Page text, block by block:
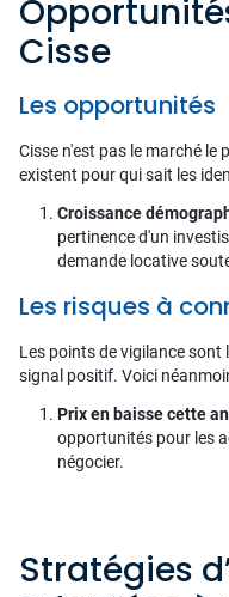
Cisse
Les opportunités
Cisse n'est pas le marché
existent pour qui sait les
Croissance
pertinence d'un
demande locative
Les risques à
Les points de vigilance sont
signal positif. Voici
Prix en baisse cette
opportunités pour les
négocier.
Stratégies